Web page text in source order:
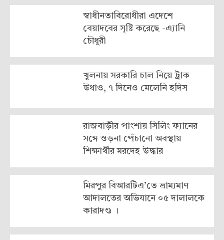
স্বাধীনতাবিরোধীরা এদেশে
বেয়াদবের সৃষ্টি করেছে -এ্যানি
চৌধুরী
খুলনায় সরকা‌রি চাল নিয়ে ট্রাক
উধাও, ৭ দিনেও মেলে‌নি হ‌দিস
রাজবাড়ীর পাংশায় সিলিং ফ্যানের
সঙ্গে ওড়না পেঁচানো অবস্থায়
শিক্ষার্থীর মরদেহ উদ্ধার
মিরপুর বিআরটিএ’তে ভ্রাম্যমাণ
আদালতের অভিযানে ০৫ দালালকে
কারাদণ্ড ।